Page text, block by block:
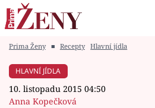
Módní alarm
Prima Ženy ■ Recepty Hlavní jídla
HLAVNÍ JÍDLA
10. listopadu 2015 04:50
Anna Kopečková